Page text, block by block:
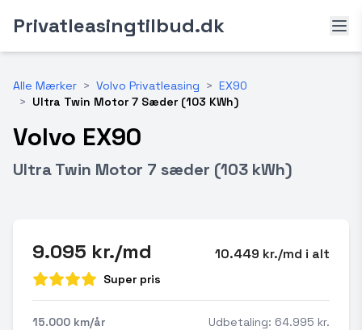
Privatleasingtilbud.dk
Alle Mærker > Volvo Privatleasing > EX90
> Ultra Twin Motor 7 Sæder (103 KWh)
Volvo EX90
Ultra Twin Motor 7 sæder (103 kWh)
9.095 kr./md 10.449 kr./md i alt
Super pris
15.000 km/år
Udbetaling: 64.995 kr.